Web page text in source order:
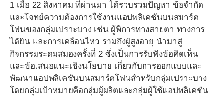
1 เมื่อ 22 สิงหาคม ที่ผ่านมา ได้รวบรวมปัญหา ข้อจำกัด
และโจทย์ความต้องการใช้งานแอปพลิเคชันบนสมาร์ต
โฟนของกลุ่มเปราะบาง เช่น ผู้พิการทางสายตา ทางการ
ได้ยิน และการเคลื่อนไหว รวมถึงผู้สูงอายุ นำมาสู่
กิจกรรมระดมสมองครั้งที่ 2 ซึ่งเป็นการรับฟังข้อคิดเห็น
และข้อเสนอแนะเชิงนโยบาย เกี่ยวกับการออกแบบและ
พัฒนาแอปพลิเคชันบนสมาร์ตโฟนสำหรับกลุ่มเปราะบาง
โดยกลุ่มเป้าหมายคือกลุ่มผู้ผลิตและกลุ่มผู้ใช้แอปพลิเคชัน